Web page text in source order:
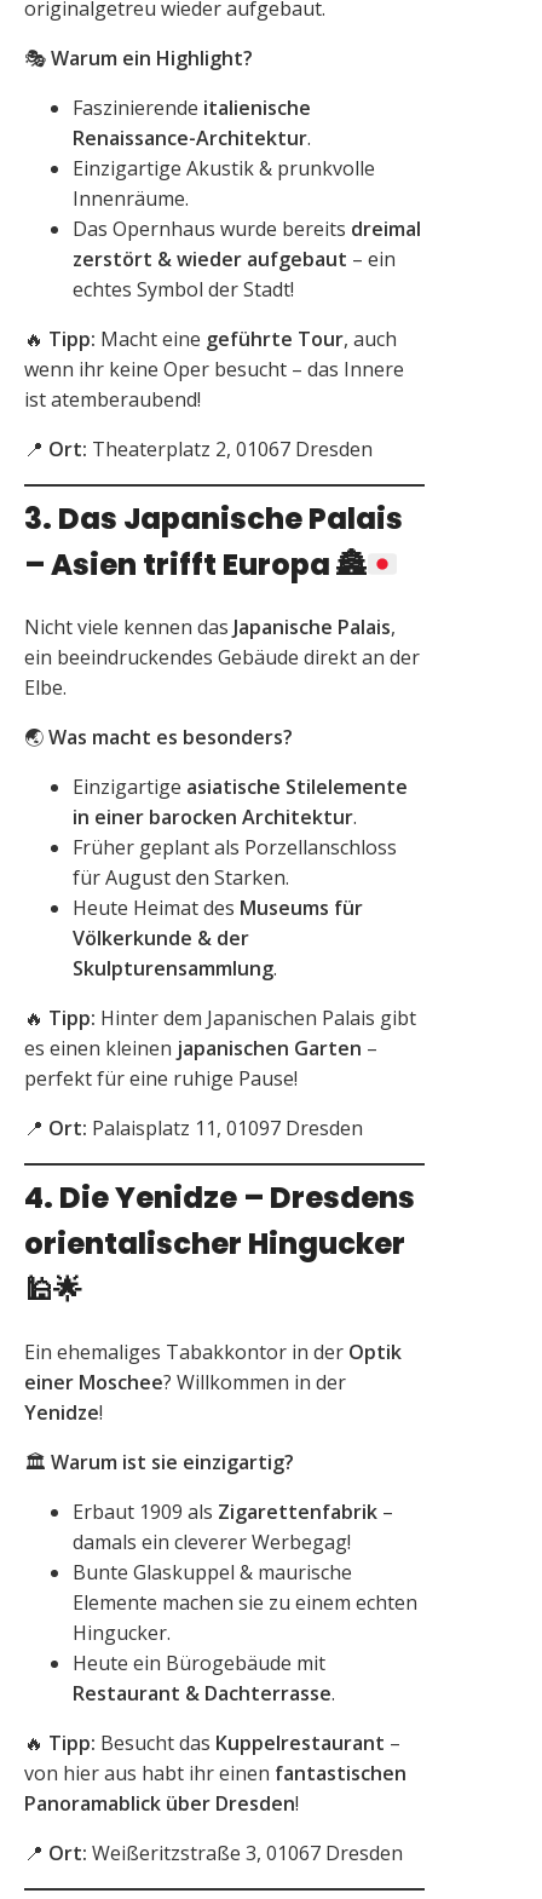
originalgetreu wieder aufgebaut.
🎭Warum ein Highlight?
Faszinierende italienische
Renaissance-Architektur.
Einzigartige Akustik & prunkvolle
Innenräume.
Das Opernhaus wurde bereits dreimal
zerstört & wieder aufgebaut – ein
echtes Symbol der Stadt!
🔥 Tipp: Macht eine geführte Tour, auch
wenn ihr keine Oper besucht – das Innere
ist atemberaubend!
📍 Ort: Theaterplatz 2, 01067 Dresden
3. Das Japanische Palais
– Asien trifft Europa🏯
Nicht viele kennen das Japanische Palais,
ein beeindruckendes Gebäude direkt an der
Elbe.
🌏Was macht es besonders?
Einzigartige asiatische Stilelemente
in einer barocken Architektur.
Früher geplant als Porzellanschloss
für August den Starken.
Heute Heimat des Museums für
Völkerkunde & der
Skulpturensammlung.
🔥 Tipp: Hinter dem Japanischen Palais gibt
es einen kleinen japanischen Garten –
perfekt für eine ruhige Pause!
📍 Ort: Palaisplatz 11, 01097 Dresden
4. Die Yenidze – Dresdens
orientalischer Hingucker
🕌🌟
Ein ehemaliges Tabakkontor in der Optik
einer Moschee? Willkommen in der
Yenidze!
🏛️ Warum ist sie einzigartig?
Erbaut 1909 als Zigarettenfabrik –
damals ein cleverer Werbegag!
Bunte Glaskuppel & maurische
Elemente machen sie zu einem echten
Hingucker.
Heute ein Bürogebäude mit
Restaurant & Dachterrasse.
🔥 Tipp: Besucht das Kuppelrestaurant –
von hier aus habt ihr einen fantastischen
Panoramablick über Dresden!
📍 Ort: Weißeritzstraße 3, 01067 Dresden